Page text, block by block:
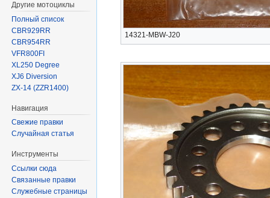
14321-MBW-J20
Другие мотоциклы
Полный список
CBR929RR
CBR954RR
VFR800FI
XL250 Degree
XJ6 Diversion
ZX-14 (ZZR1400)
Навигация
Свежие правки
Случайная статья
Инструменты
Ссылки сюда
Связанные правки
Служебные страницы